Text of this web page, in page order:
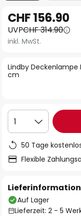
Anfang
der
Bildgalerie
Lindby
cm
CHF 156.90
UVPCHF 314.90
inkl. MwSt.
1
50 Tage
Flexible
Auf Lager
Lieferzeit: 2 - 5